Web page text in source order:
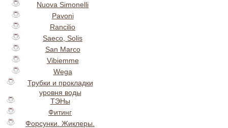
Nuova Simonelli
Pavoni
Rancilio
Saeco, Solis
San Marco
Vibiemme
Wega
Трубки и прокладки
уровня воды
ТЭНы
Фитинг
Форсунки. Жиклеры.